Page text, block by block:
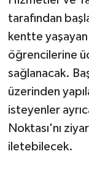
tarafından
kentte
öğrencilerine
sağlanacak.
üzerinden
isteyenler
Noktası'nı
iletebilecek.